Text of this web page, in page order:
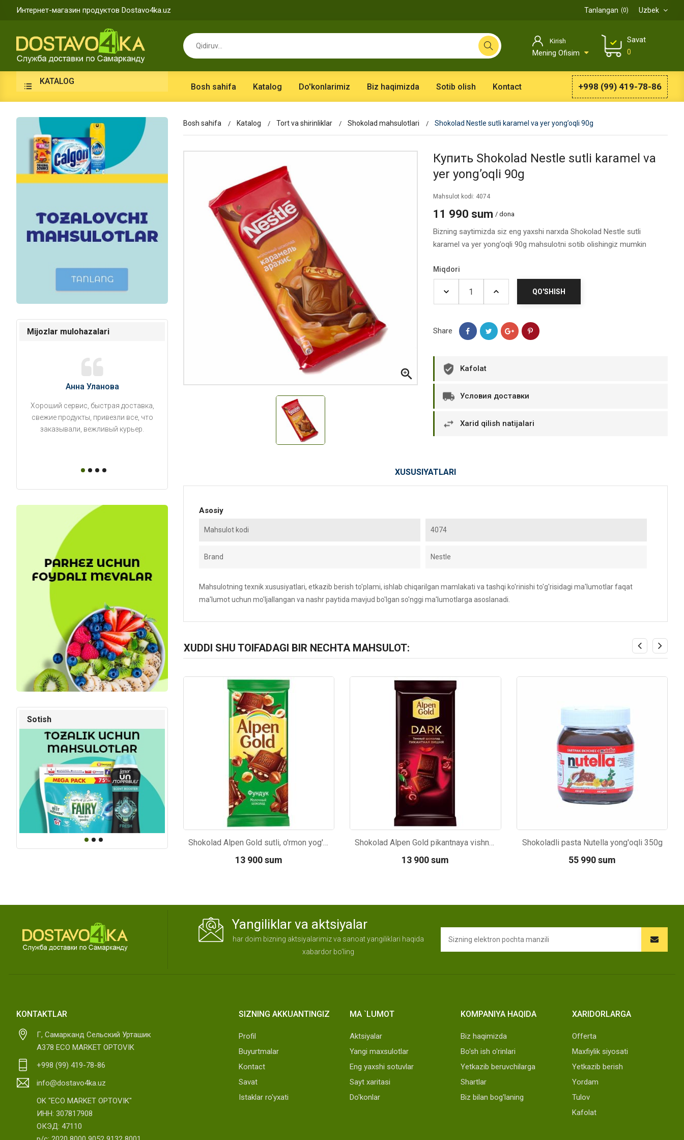
Интернет-магазин продуктов Dostavo4ka.uz Uzbek
Tanlangan 0
Kirish
Mening Ofisim
Savat
0
KATALOG
Bosh sahifa Katalog Do'konlarimiz Biz haqimizda Sotib olish Kontact +998 (99) 419-78-86
Mijozlar mulohazalari
Анна Уланова
Хороший сервис, быстрая доставка,
свежие продукты, привезли все, что
заказывали, вежливый курьер.
Александр П. Ольга Кузяева
Лежу в больнице, сделала заказ, все
привезли раньше назначенного
времени. Курьер Анвар, спасибо ему!
максимально быстро. Покупал мясо
Sotish
Bosh sahifa Katalog Tort va shirinliklar Shokolad mahsulotlari Shokolad Nestle sutli karamel va yer yong’oqli 90g

Купить Shokolad Nestle sutli karamel va
yer yong’oqli 90g
Mahsulot kodi: 4074
11 990 sum / dona
Bizning saytimizda siz eng yaxshi narxda Shokolad Nestle sutli
karamel va yer yong’oqli 90g mahsulotni sotib olishingiz mumkin
Miqdori
QO'SHISH
Share
Kafolat
Условия доставки
Xarid qilish natijalari
XUSUSIYATLARI
Asosiy
Mahsulot kodi 4074
Brand Nestle
Mahsulotning texnik xususiyatlari, etkazib berish to'plami, ishlab chiqarilgan mamlakati va tashqi ko'rinishi to'g'risidagi ma'lumotlar faqat
ma'lumot uchun mo'ljallangan va nashr paytida mavjud bo'lgan so'nggi ma'lumotlarga asoslanadi.
XUDDI SHU TOIFADAGI BIR NECHTA MAHSULOT:
Kod: 5454
Shokolad Alpen Gold sutli, o'rmon yog'og'i bilan 90g
13 900 sum
Kod: 2906
Shokolad Alpen Gold pikantnaya vishnya 85g
13 900 sum
Kod: 3900
Shokoladli pasta Nutella yong'oqli 350g
55 990 sum
Yangiliklar va aktsiyalar
har doim bizning aktsiyalarimiz va sanoat yangiliklari haqida
xabardor bo'ling
KONTAKTLAR
Г, Самарканд Сельский Урташик
А378 ECO MARKET OPTOVIK
+998 (99) 419-78-86
info@dostavo4ka.uz
OK "ECO MARKET OPTOVIK"
ИНН: 307817908
ОКЭД: 47110
SIZNING AKKUANTINGIZ
Profil
Buyurtmalar
Kontact
Savat
Istaklar ro'yxati
MA `LUMOT
Aktsiyalar
Yangi maxsulotlar
Eng yaxshi sotuvlar
Sayt xaritasi
Do'konlar
KOMPANIYA HAQIDA
Biz haqimizda
Bo'sh ish o'rinlari
Yetkazib beruvchilarga
Shartlar
Biz bilan bog'laning
XARIDORLARGA
Offerta
Maxfiylik siyosati
Yetkazib berish
Yordam
Tulov
Kafolat